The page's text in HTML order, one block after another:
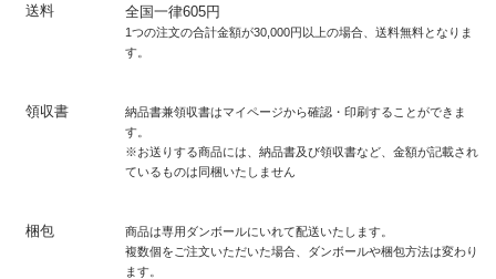
送料 全国一律605円
1つの注文の合計金額が30,000円以上の場合、送料無料となりま
す。
領収書
納品書兼領収書はマイページから確認・印刷することができま
す。
※お送りする商品には、納品書及び領収書など、金額が記載され
ているものは同梱いたしません
梱包
商品は専用ダンボールにいれて配送いたします。
複数個をご注文いただいた場合、ダンボールや梱包方法は変わり
ます。